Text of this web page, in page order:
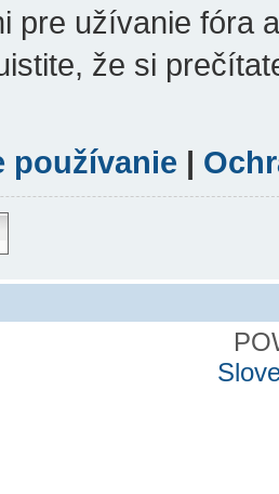
pre užívanie fóra
že si
používanie |